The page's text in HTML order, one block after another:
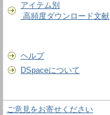
アイテム別
高頻度ダウンロード文献
ヘルプ
DSpaceについて
ご意見をお寄せください